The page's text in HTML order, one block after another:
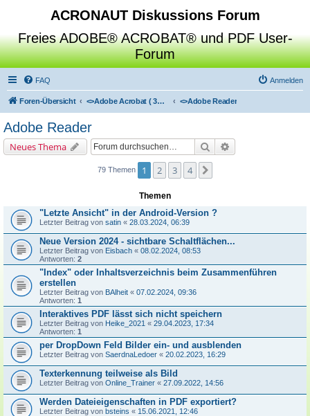
ACRONAUT Diskussions Forum
Freies ADOBE® ACROBAT® und PDF User-
Forum
FAQ Anmelden
Foren-Übersicht <>Adobe Acrobat ( 3D / Professional / Standard / Reader / Distiller ) <>Adobe Reader
Adobe Reader
Neues Thema Suche
79 Themen 1 2 3 4
Themen
"Letzte Ansicht" in der Android-Version ?
Letzter Beitrag von satin « 28.03.2024, 06:39
Neue Version 2024 - sichtbare Schaltflächen...
Letzter Beitrag von Eisbach « 08.02.2024, 08:53
Antworten: 2
"Index" oder Inhaltsverzeichnis beim Zusammenführen
erstellen
Letzter Beitrag von BAlheit « 07.02.2024, 09:36
Antworten: 1
Interaktives PDF lässt sich nicht speichern
Letzter Beitrag von Heike_2021 « 29.04.2023, 17:34
Antworten: 1
per DropDown Feld Bilder ein- und ausblenden
Letzter Beitrag von SaerdnaLedoer « 20.02.2023, 16:29
Texterkennung teilweise als Bild
Letzter Beitrag von Online_Trainer « 27.09.2022, 14:56
Werden Dateieigenschaften in PDF exportiert?
Letzter Beitrag von bsteins « 15.06.2021, 12:46